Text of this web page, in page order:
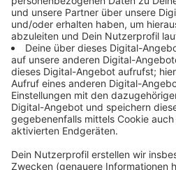
Rauchgasvergiftung von der
Drehleiter aus dem
gerettet werden. Alle anderen
selbst in Sicherheit bringen.
Zurück ins Haus konnten die
Einsatz nicht. Wegen des
zunächst nicht mehr
Stadt Baesweiler kümmerte
für die Leute, die nicht zu